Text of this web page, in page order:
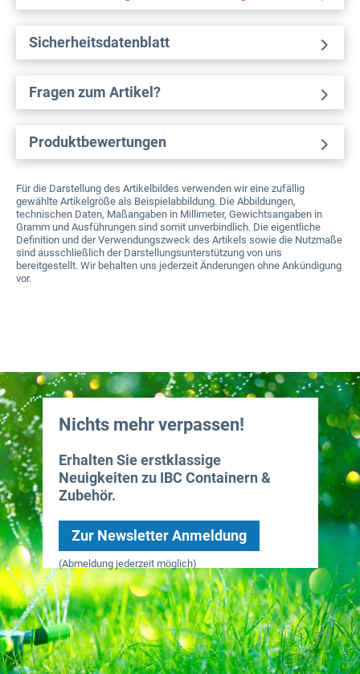
Sicherheitsdatenblatt
Fragen zum Artikel?
Produktbewertungen
Für die Darstellung des Artikelbildes verwenden wir eine zufällig
gewählte Artikelgröße als Beispielabbildung. Die Abbildungen,
technischen Daten, Maßangaben in Millimeter, Gewichtsangaben in
Gramm und Ausführungen sind somit unverbindlich. Die eigentliche
Definition und der Verwendungszweck des Artikels sowie die Nutzmaße
sind ausschließlich der Darstellungsunterstützung von uns
bereitgestellt. Wir behalten uns jederzeit Änderungen ohne Ankündigung
vor.
Nichts mehr verpassen!
Erhalten Sie erstklassige
Neuigkeiten zu IBC Containern &
Zubehör.
Zur Newsletter Anmeldung
(Abmeldung jederzeit möglich)